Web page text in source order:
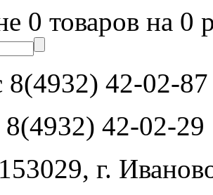
0 товаров на 0
8(4932) 42-02-87
8(4932) 42-02-29
г.